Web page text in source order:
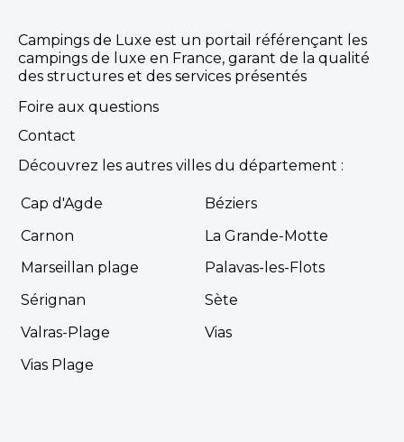
Campings de Luxe est un portail référençant les
campings de luxe en France, garant de la qualité
des structures et des services présentés
Foire aux questions
Contact
Découvrez les autres villes du département :
Cap d'Agde
Béziers
Carnon
La Grande-Motte
Marseillan plage
Palavas-les-Flots
Sérignan
Sète
Valras-Plage
Vias
Vias Plage